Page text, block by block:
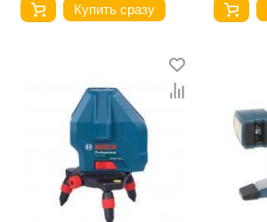
Купить сразу